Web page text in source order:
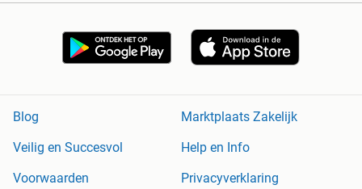
Blog
Marktplaats Zakelijk
Veilig en Succesvol
Help en Info
Voorwaarden
Privacyverklaring